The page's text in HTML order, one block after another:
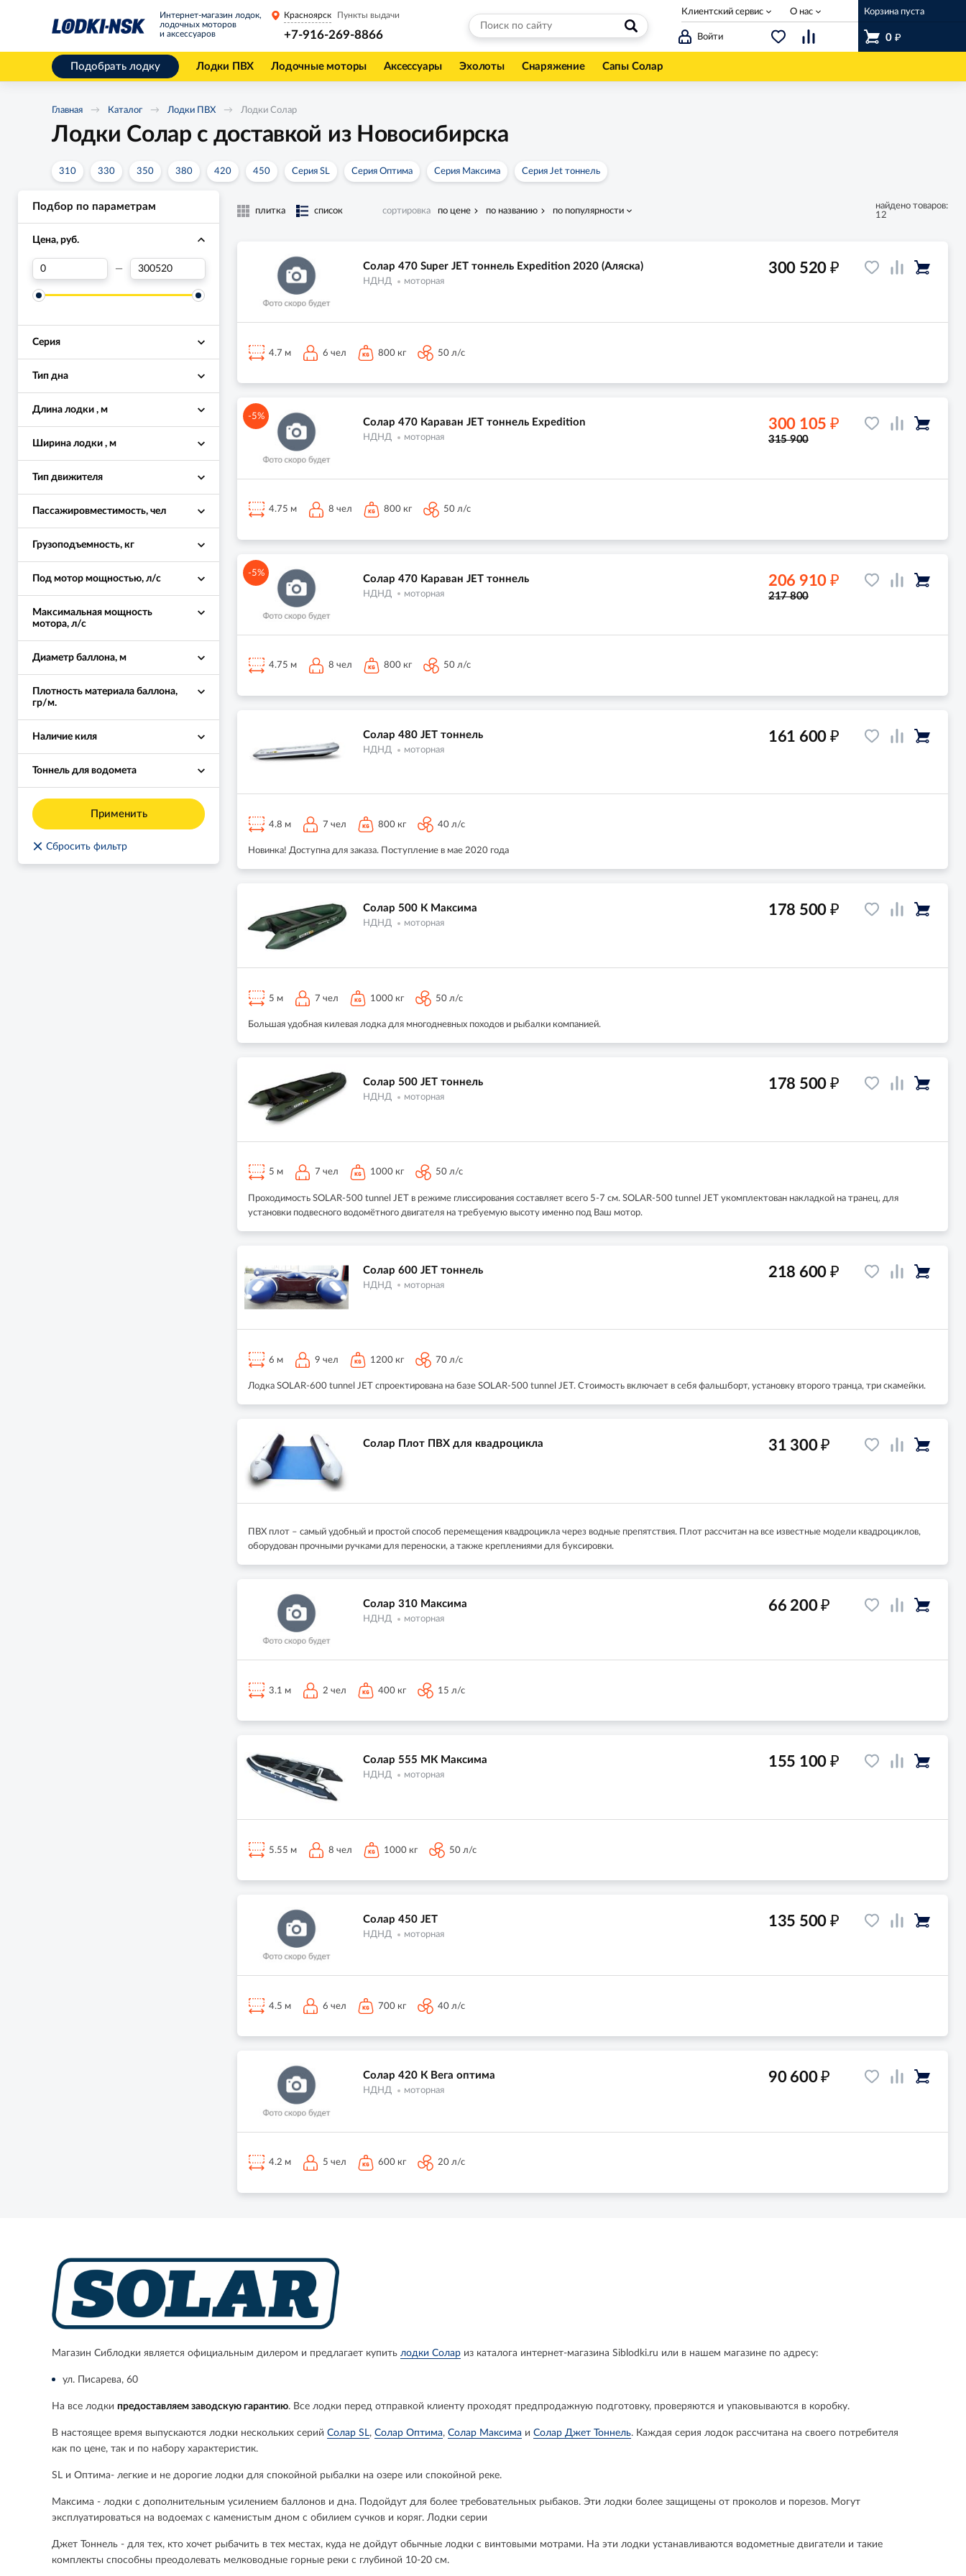
Интернет-магазин лодок,
лодочных моторов
и аксессуаров
Войти
Корзина пуста
0 ₽
Красноярск Пункты выдачи
+7-916-269-8866
Клиентский сервис О нас
Подобрать лодку Лодки ПВХ Лодочные моторы Аксессуары Эхолоты Снаряжение Сапы Солар
Главная Каталог Лодки ПВХ Лодки Солар
Лодки Солар с доставкой из Новосибирска
310 330 350 380 420 450 Серия SL Серия Оптима Серия Максима Серия Jet тоннель
Подбор по параметрам
Цена, руб.
—
Серия
Тип дна
Длина лодки , м
Ширина лодки , м
Тип движителя
Пассажировместимость, чел
Грузоподъемность, кг
Под мотор мощностью, л/с
Максимальная мощность
мотора, л/с
Диаметр баллона, м
Плотность материала баллона,
гр/м.
Наличие киля
Тоннель для водомета
Применить
× Сбросить фильтр
плитка список сортировка по цене по названию по популярности
найдено товаров:
12
Солар 470 Super JET тоннель Expedition 2020 (Аляска)
НДНД моторная
4.7 м 6 чел 800 кг 50 л/с
300 520 ₽
-5%
Солар 470 Караван JET тоннель Expedition
НДНД моторная
4.75 м 8 чел 800 кг 50 л/с
315 900
300 105 ₽
-5%
Солар 470 Караван JET тоннель
НДНД моторная
4.75 м 8 чел 800 кг 50 л/с
217 800
206 910 ₽
Солар 480 JET тоннель
НДНД моторная
4.8 м 7 чел 800 кг 40 л/с
Новинка! Доступна для заказа. Поступление в мае 2020 года
161 600 ₽
Солар 500 К Максима
НДНД моторная
5 м 7 чел 1000 кг 50 л/с
Большая удобная килевая лодка для многодневных походов и рыбалки компанией.
178 500 ₽
Солар 500 JET тоннель
НДНД моторная
5 м 7 чел 1000 кг 50 л/с
Проходимость SOLAR-500 tunnel JET в режиме глиссирования составляет всего 5-7 см. SOLAR-500 tunnel JET укомплектован накладкой на транец, для
установки подвесного водомётного двигателя на требуемую высоту именно под Ваш мотор.
178 500 ₽
Солар 600 JET тоннель
НДНД моторная
6 м 9 чел 1200 кг 70 л/с
Лодка SOLAR-600 tunnel JET спроектирована на базе SOLAR-500 tunnel JET. Стоимость включает в себя фальшборт, установку второго транца, три скамейки.
218 600 ₽
Солар Плот ПВХ для квадроцикла
ПВХ плот – самый удобный и простой способ перемещения квадроцикла через водные препятствия. Плот рассчитан на все известные модели квадроциклов,
оборудован прочными ручками для переноски, а также креплениями для буксировки.
31 300₽
Солар 310 Максима
НДНД моторная
3.1 м 2 чел 400 кг 15 л/с
66 200₽
Солар 555 МК Максима
НДНД моторная
5.55 м 8 чел 1000 кг 50 л/с
155 100 ₽
Солар 450 JET
НДНД моторная
4.5 м 6 чел 700 кг 40 л/с
135 500 ₽
Солар 420 К Вега оптима
НДНД моторная
4.2 м 5 чел 600 кг 20 л/с
90 600₽
Магазин Сиблодки является официальным дилером и предлагает купить лодки Солар из каталога интернет-магазина Siblodki.ru или в нашем магазине по адресу:
ул. Писарева, 60
На все лодки предоставляем заводскую гарантию. Все лодки перед отправкой клиенту проходят предпродажную подготовку, проверяются и упаковываются в коробку.
В настоящее время выпускаются лодки нескольких серий Солар SL, Солар Оптима, Солар Максима и Солар Джет Тоннель. Каждая серия лодок рассчитана на своего потребителя
как по цене, так и по набору характеристик.
SL и Оптима- легкие и не дорогие лодки для спокойной рыбалки на озере или спокойной реке.
Максима - лодки с дополнительным усилением баллонов и дна. Подойдут для более требовательных рыбаков. Эти лодки более защищены от проколов и порезов. Могут
эксплуатироваться на водоемах с каменистым дном с обилием сучков и коряг. Лодки серии
Джет Тоннель - для тех, кто хочет рыбачить в тех местах, куда не дойдут обычные лодки с винтовыми мотрами. На эти лодки устанавливаются водометные двигатели и такие
комплекты способны преодолевать мелководные горные реки с глубиной 10-20 см.